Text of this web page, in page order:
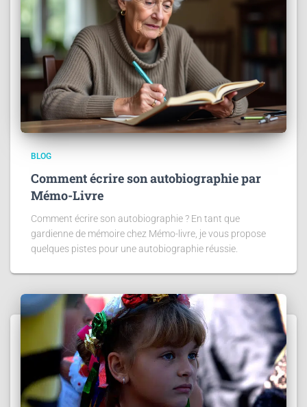
BLOG
Comment écrire son autobiographie par
Mémo-Livre
Comment écrire son autobiographie ? En tant que
gardienne de mémoire chez Mémo-livre, je vous propose
quelques pistes pour une autobiographie réussie.